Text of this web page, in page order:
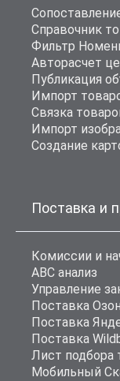
Справочник
Фильтр
Авторасчет
Публикация
Импорт
Связка
Импорт
Создание
Поставка и
Комиссии и
ABC анализ
Управление
Поставка Озон
Поставка
Поставка
Лист подбора
Мобильный